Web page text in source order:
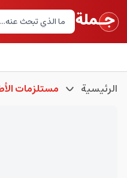
الرئيسية مستلزمات